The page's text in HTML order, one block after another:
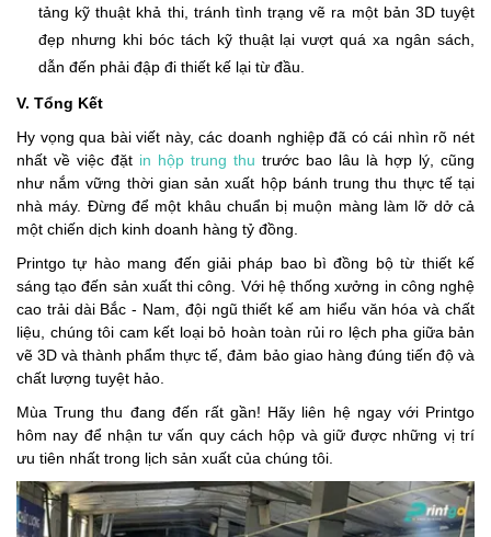
tảng kỹ thuật khả thi, tránh tình trạng vẽ ra một bản 3D tuyệt
đẹp nhưng khi bóc tách kỹ thuật lại vượt quá xa ngân sách,
dẫn đến phải đập đi thiết kế lại từ đầu.
V. Tổng Kết
Hy vọng qua bài viết này, các doanh nghiệp đã có cái nhìn rõ nét
nhất về việc đặt in hộp trung thu trước bao lâu là hợp lý, cũng
như nắm vững thời gian sản xuất hộp bánh trung thu thực tế tại
nhà máy. Đừng để một khâu chuẩn bị muộn màng làm lỡ dở cả
một chiến dịch kinh doanh hàng tỷ đồng.
Printgo tự hào mang đến giải pháp bao bì đồng bộ từ thiết kế
sáng tạo đến sản xuất thi công. Với hệ thống xưởng in công nghệ
cao trải dài Bắc - Nam, đội ngũ thiết kế am hiểu văn hóa và chất
liệu, chúng tôi cam kết loại bỏ hoàn toàn rủi ro lệch pha giữa bản
vẽ 3D và thành phẩm thực tế, đảm bảo giao hàng đúng tiến độ và
chất lượng tuyệt hảo.
Mùa Trung thu đang đến rất gần! Hãy liên hệ ngay với Printgo
hôm nay để nhận tư vấn quy cách hộp và giữ được những vị trí
ưu tiên nhất trong lịch sản xuất của chúng tôi.